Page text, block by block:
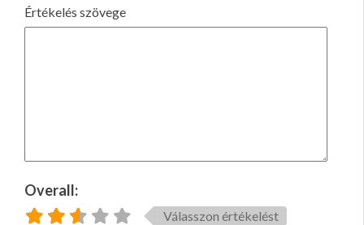
Értékelés szövege
Overall:
Válasszon értékelést